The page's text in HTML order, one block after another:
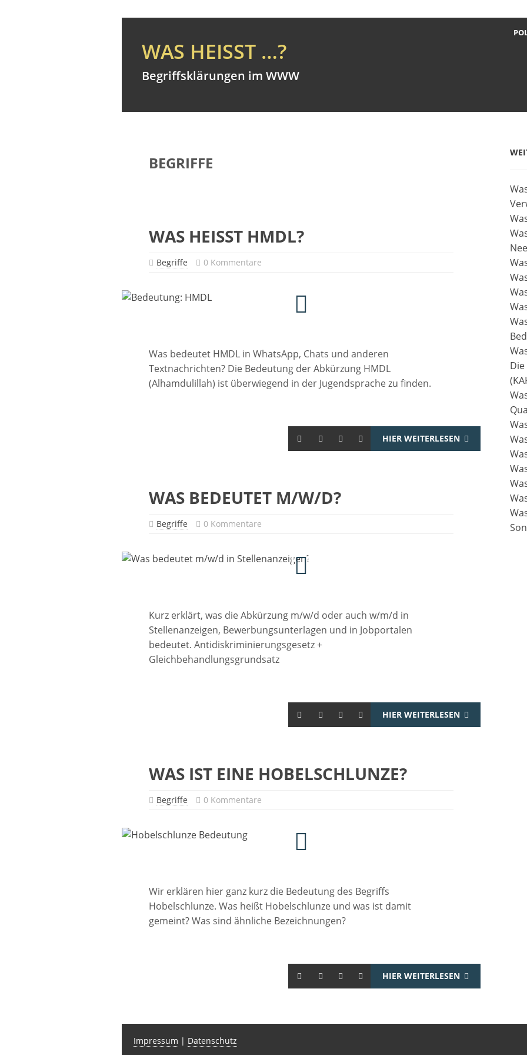
WAS HEISST …?
Begriffsklärungen im WWW
BEGRIFFE
WAS HEISST HMDL?
Begriffe 0 Kommentare
Was bedeutet HMDL in WhatsApp, Chats und anderen
Textnachrichten? Die Bedeutung der Abkürzung HMDL
(Alhamdulillah) ist überwiegend in der Jugendsprache zu finden.
HIER WEITERLESEN
WAS BEDEUTET M/W/D?
Begriffe 0 Kommentare
Kurz erklärt, was die Abkürzung m/w/d oder auch w/m/d in
Stellenanzeigen, Bewerbungsunterlagen und in Jobportalen
bedeutet. Antidiskriminierungsgesetz +
Gleichbehandlungsgrundsatz
HIER WEITERLESEN
WAS IST EINE HOBELSCHLUNZE?
Begriffe 0 Kommentare
Wir erklären hier ganz kurz die Bedeutung des Begriffs
Hobelschlunze. Was heißt Hobelschlunze und was ist damit
gemeint? Was sind ähnliche Bezeichnungen?
HIER WEITERLESEN
Impressum | Datenschutz